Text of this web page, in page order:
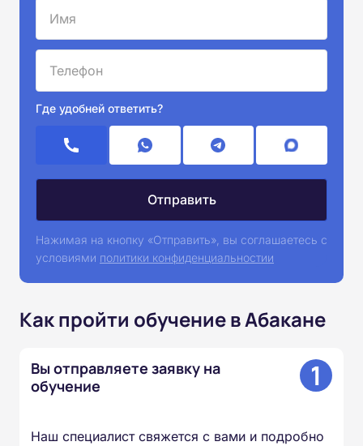
Где удобней ответить?
Нажимая на кнопку «Отправить», вы соглашаетесь с
условиями политики конфиденциальностии
Как пройти обучение в Абакане
Вы отправляете заявку на
обучение
1
Наш специалист свяжется с вами и подробно